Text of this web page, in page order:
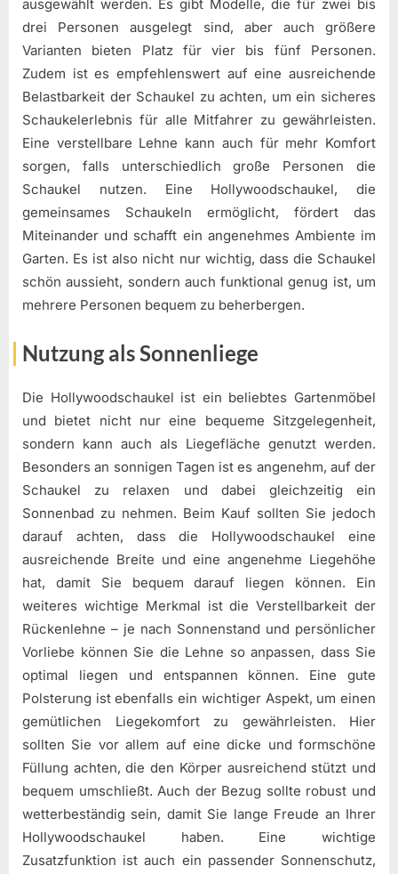
ausgewählt werden. Es gibt Modelle, die für zwei bis
drei Personen ausgelegt sind, aber auch größere
Varianten bieten Platz für vier bis fünf Personen.
Zudem ist es empfehlenswert auf eine ausreichende
Belastbarkeit der Schaukel zu achten, um ein sicheres
Schaukelerlebnis für alle Mitfahrer zu gewährleisten.
Eine verstellbare Lehne kann auch für mehr Komfort
sorgen, falls unterschiedlich große Personen die
Schaukel nutzen. Eine Hollywoodschaukel, die
gemeinsames Schaukeln ermöglicht, fördert das
Miteinander und schafft ein angenehmes Ambiente im
Garten. Es ist also nicht nur wichtig, dass die Schaukel
schön aussieht, sondern auch funktional genug ist, um
mehrere Personen bequem zu beherbergen.
Nutzung als Sonnenliege
Die Hollywoodschaukel ist ein beliebtes Gartenmöbel
und bietet nicht nur eine bequeme Sitzgelegenheit,
sondern kann auch als Liegefläche genutzt werden.
Besonders an sonnigen Tagen ist es angenehm, auf der
Schaukel zu relaxen und dabei gleichzeitig ein
Sonnenbad zu nehmen. Beim Kauf sollten Sie jedoch
darauf achten, dass die Hollywoodschaukel eine
ausreichende Breite und eine angenehme Liegehöhe
hat, damit Sie bequem darauf liegen können. Ein
weiteres wichtige Merkmal ist die Verstellbarkeit der
Rückenlehne – je nach Sonnenstand und persönlicher
Vorliebe können Sie die Lehne so anpassen, dass Sie
optimal liegen und entspannen können. Eine gute
Polsterung ist ebenfalls ein wichtiger Aspekt, um einen
gemütlichen Liegekomfort zu gewährleisten. Hier
sollten Sie vor allem auf eine dicke und formschöne
Füllung achten, die den Körper ausreichend stützt und
bequem umschließt. Auch der Bezug sollte robust und
wetterbeständig sein, damit Sie lange Freude an Ihrer
Hollywoodschaukel haben. Eine wichtige
Zusatzfunktion ist auch ein passender Sonnenschutz,